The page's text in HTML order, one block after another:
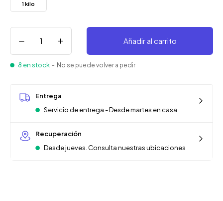
1 kilo
Añadir al carrito
8 en stock - No se puede volver a pedir
Entrega
Servicio de entrega - Desde martes en casa
Recuperación
Desde jueves. Consulta nuestras ubicaciones